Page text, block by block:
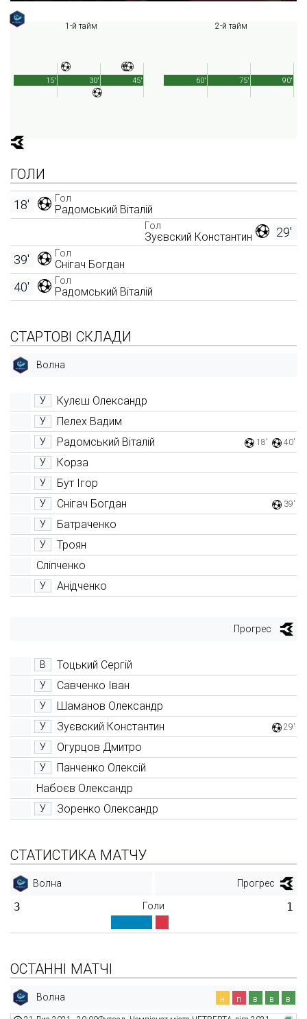
1-й тайм
45'
15' 30'
2-й тайм
90'
60' 75'
ГОЛИ
Гол
Радомський Віталій
18'
29'
Гол
Зуєвский Константин
Гол
Снігач Богдан
39'
Гол
Радомський Віталій
40'
СТАРТОВІ СКЛАДИ
Волна
У Кулєш Олександр
У Пелех Вадим
У Радомський Віталій 18' 40'
У Корза
У Бут Ігор
У Снігач Богдан 39'
У Батраченко
У
Троян
Сліпченко
У Анідченко
Прогрес
В Тоцький Сергій
У Савченко Іван
У Шаманов Олександр
У Зуєвский Константин 29'
У Огурцов Дмитро
У
Панченко Олексій
Набоєв Олександр
У Зоренко Олександр
СТАТИСТИКА МАТЧУ
Волна Прогрес
3 Голи 1
ОСТАННІ МАТЧІ
Волна н п в в в